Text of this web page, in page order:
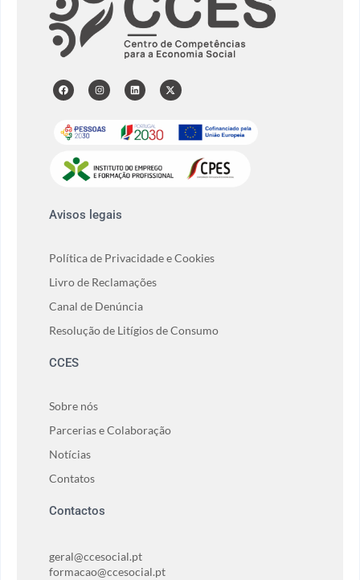
Avisos legais
Política de Privacidade e Cookies
Livro de Reclamações
Canal de Denúncia
Resolução de Litígios de Consumo
CCES
Sobre nós
Parcerias e Colaboração
Notícias
Contatos
Contactos
geral@ccesocial.pt
formacao@ccesocial.pt